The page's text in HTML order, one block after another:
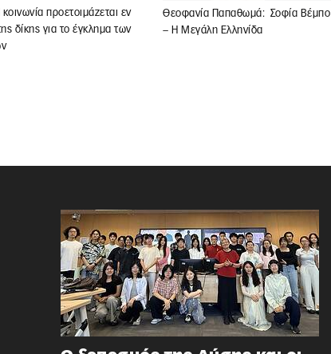
κοινωνία προετοιμάζεται εν
δίκης για το έγκλημα των
Θεοφανία Παπαθωμά: Σοφία Βέμπο
– Η Μεγάλη Ελληνίδα